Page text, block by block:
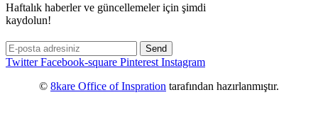
Haftalık haberler ve güncellemeler için şimdi
kaydolun!
Twitter Facebook-square Pinterest Instagram
© 8kare Office of Inspration tarafından hazırlanmıştır.